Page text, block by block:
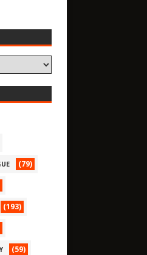
(79)
(193)
(59)